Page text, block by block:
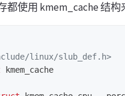
都使用 kmem_cache 结构
linux/slub_def.h>
kmem_cache